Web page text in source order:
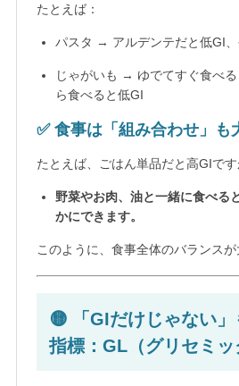
たとえば：
パスタ → アルデンテだと低GI
じゃがいも → ゆでてすぐ食べ
ら食べると低GI
✅ 食事は「組み合わせ」も
たとえば、ごはん単品だと高GIです
野菜やお肉、油と一緒に食べる
かにできます。
このように、食事全体のバランスが
🟡 「GIだけじゃない
指標：GL（グリセミッ